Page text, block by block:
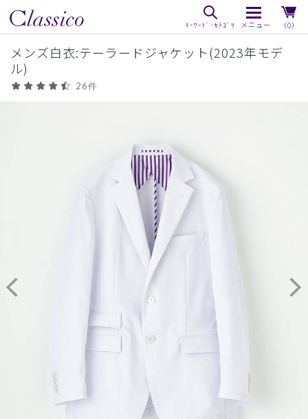
（0）
メンズ白衣:テーラードジャケット(2023年モデ
ル)
26件